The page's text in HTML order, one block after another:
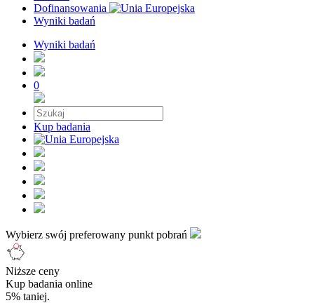
Dofinansowania
Wyniki badań
Wyniki badań
0
Kup badania
Wybierz swój preferowany punkt pobrań
Niższe ceny
Kup badania online
5% taniej.